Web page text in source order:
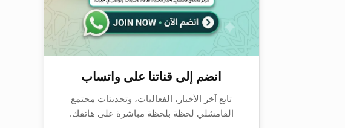
انضم إلى قناتنا على واتساب
تابع آخر الأخبار، الفعاليات، وتحديثات مجتمع
القامشلي لحظة بلحظة مباشرة على هاتفك.